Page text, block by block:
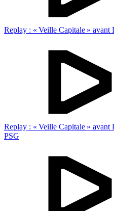
Replay : « Veille Capitale »
Replay : « Veille Capitale »
PSG